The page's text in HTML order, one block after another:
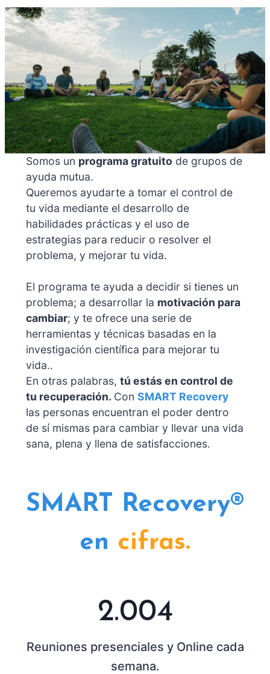
Somos un programa gratuito de grupos de
ayuda mutua.
Queremos ayudarte a tomar el control de
tu vida mediante el desarrollo de
habilidades prácticas y el uso de
estrategias para reducir o resolver el
problema, y mejorar tu vida.
El programa te ayuda a decidir si tienes un
problema; a desarrollar la motivación para
cambiar; y te ofrece una serie de
herramientas y técnicas basadas en la
investigación científica para mejorar tu
vida..
En otras palabras, tú estás en control de
tu recuperación. Con SMART Recovery
las personas encuentran el poder dentro
de sí mismas para cambiar y llevar una vida
sana, plena y llena de satisfacciones.
SMART Recovery®
en cifras.
2.004
Reuniones presenciales y Online cada
semana.